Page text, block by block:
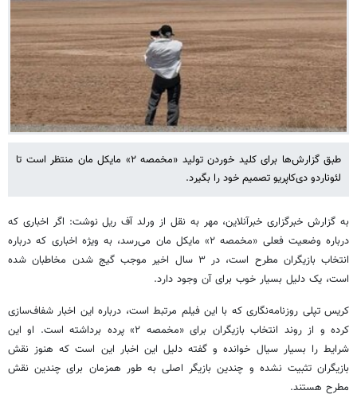
طبق گزارش‌ها برای کلید خوردن تولید «مخمصه ۲» مایکل مان منتظر است تا
لئوناردو دی‌کاپریو تصمیم خود را بگیرد.
به گزارش خبرگزاری خبرآنلاین، مهر به نقل از ورلد آف ریل نوشت: اگر اخباری که
درباره وضعیت فعلی «مخمصه ۲» مایکل مان می‌رسد، به ویژه اخباری که درباره
انتخاب بازیگران مطرح است، در ۳ سال اخیر موجب گیج شدن مخاطبان شده
است، یک دلیل بسیار خوب برای آن وجود دارد.
کریس تپلی روزنامه‌نگاری که با این فیلم مرتبط است، درباره این اخبار شفاف‌سازی
کرده و از روند انتخاب بازیگران برای «مخمصه ۲» پرده برداشته است. او این
شرایط را بسیار سیال خوانده و گفته دلیل این اخبار این است که هنوز نقش
بازیگران تثبیت نشده و چندین بازیگر اصلی به طور همزمان برای چندین نقش
مطرح هستند.